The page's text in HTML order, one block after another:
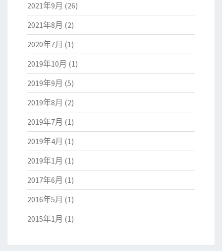
2021年9月 (26)
2021年8月 (2)
2020年7月 (1)
2019年10月 (1)
2019年9月 (5)
2019年8月 (2)
2019年7月 (1)
2019年4月 (1)
2019年1月 (1)
2017年6月 (1)
2016年5月 (1)
2015年1月 (1)